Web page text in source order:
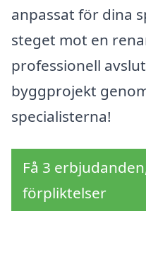
anpassat för dina
steget mot en
professionell
byggprojekt
specialisterna!
Få 3
förpliktelser